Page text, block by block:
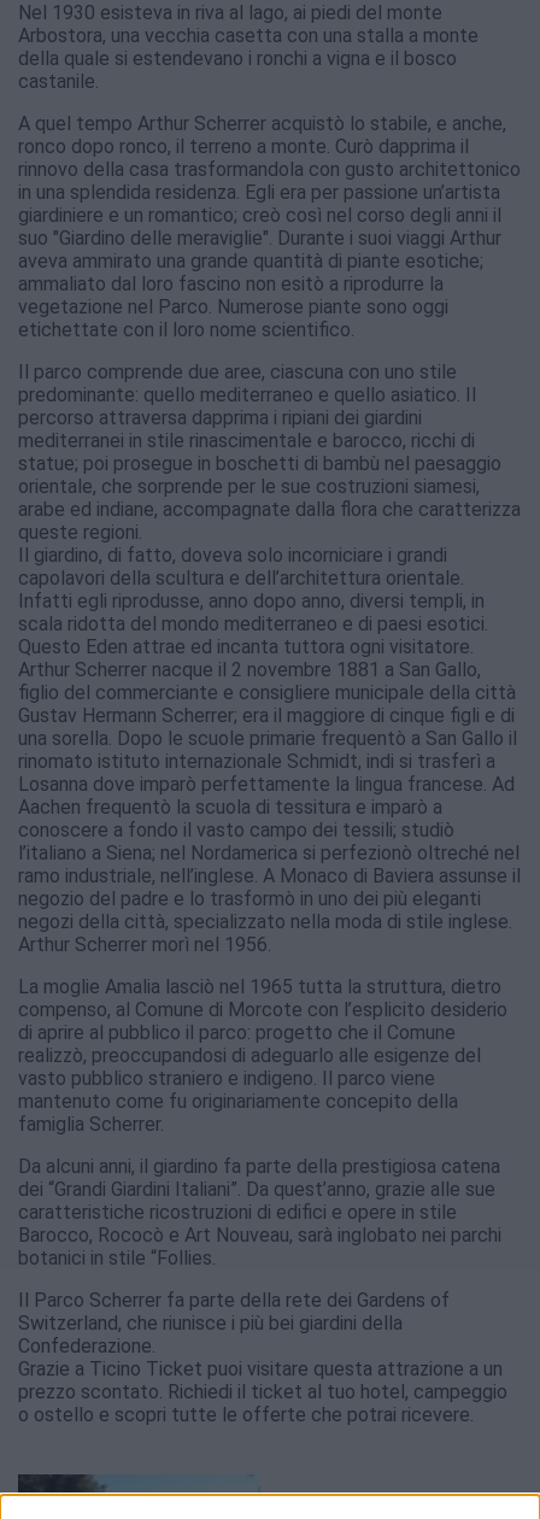
Nel 1930 esisteva in riva al lago, ai piedi del monte
Arbostora, una vecchia casetta con una stalla a monte
della quale si estendevano i ronchi a vigna e il bosco
castanile.
A quel tempo Arthur Scherrer acquistò lo stabile, e anche,
ronco dopo ronco, il terreno a monte. Curò dapprima il
rinnovo della casa trasformandola con gusto architettonico
in una splendida residenza. Egli era per passione un’artista
giardiniere e un romantico; creò così nel corso degli anni il
suo "Giardino delle meraviglie". Durante i suoi viaggi Arthur
aveva ammirato una grande quantità di piante esotiche;
ammaliato dal loro fascino non esitò a riprodurre la
vegetazione nel Parco. Numerose piante sono oggi
etichettate con il loro nome scientifico.
Il parco comprende due aree, ciascuna con uno stile
predominante: quello mediterraneo e quello asiatico. Il
percorso attraversa dapprima i ripiani dei giardini
mediterranei in stile rinascimentale e barocco, ricchi di
statue; poi prosegue in boschetti di bambù nel paesaggio
orientale, che sorprende per le sue costruzioni siamesi,
arabe ed indiane, accompagnate dalla flora che caratterizza
queste regioni.
Il giardino, di fatto, doveva solo incorniciare i grandi
capolavori della scultura e dell’architettura orientale.
Infatti egli riprodusse, anno dopo anno, diversi templi, in
scala ridotta del mondo mediterraneo e di paesi esotici.
Questo Eden attrae ed incanta tuttora ogni visitatore.
Arthur Scherrer nacque il 2 novembre 1881 a San Gallo,
figlio del commerciante e consigliere municipale della città
Gustav Hermann Scherrer; era il maggiore di cinque figli e di
una sorella. Dopo le scuole primarie frequentò a San Gallo il
rinomato istituto internazionale Schmidt, indi si trasferì a
Losanna dove imparò perfettamente la lingua francese. Ad
Aachen frequentò la scuola di tessitura e imparò a
conoscere a fondo il vasto campo dei tessili; studiò
l’italiano a Siena; nel Nordamerica si perfezionò oltreché nel
ramo industriale, nell’inglese. A Monaco di Baviera assunse il
negozio del padre e lo trasformò in uno dei più eleganti
negozi della città, specializzato nella moda di stile inglese.
Arthur Scherrer morì nel 1956.
La moglie Amalia lasciò nel 1965 tutta la struttura, dietro
compenso, al Comune di Morcote con l’esplicito desiderio
di aprire al pubblico il parco: progetto che il Comune
realizzò, preoccupandosi di adeguarlo alle esigenze del
vasto pubblico straniero e indigeno. Il parco viene
mantenuto come fu originariamente concepito della
famiglia Scherrer.
Da alcuni anni, il giardino fa parte della prestigiosa catena
dei “Grandi Giardini Italiani”. Da quest’anno, grazie alle sue
caratteristiche ricostruzioni di edifici e opere in stile
Barocco, Rococò e Art Nouveau, sarà inglobato nei parchi
botanici in stile “Follies.
Il Parco Scherrer fa parte della rete dei Gardens of
Switzerland, che riunisce i più bei giardini della
Confederazione.
Grazie a Ticino Ticket puoi visitare questa attrazione a un
prezzo scontato. Richiedi il ticket al tuo hotel, campeggio
o ostello e scopri tutte le offerte che potrai ricevere.